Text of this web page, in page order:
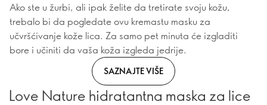
Ako ste u žurbi, ali ipak želite da tretirate svoju kožu,
trebalo bi da pogledate ovu kremastu masku za
učvršćivanje kože lica. Za samo pet minuta će izgladiti
bore i učiniti da vaša koža izgleda jedrije.
SAZNAJTE VIŠE
Love Nature hidratantna maska za lice